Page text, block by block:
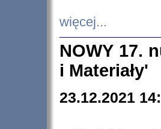
więcej...
NOWY 17.
i Materiały'
23.12.2021